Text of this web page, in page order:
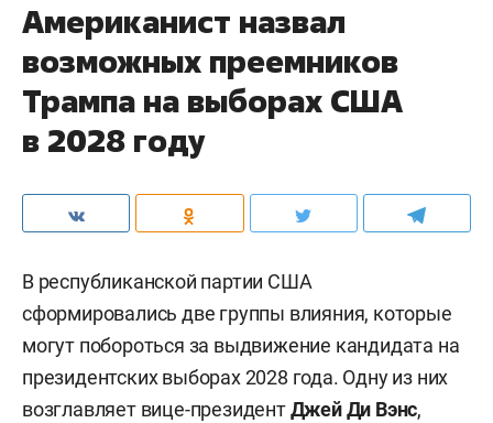
Американист назвал
возможных преемников
Трампа на выборах США
в 2028 году
В республиканской партии США
сформировались две группы влияния, которые
могут побороться за выдвижение кандидата на
президентских выборах 2028 года. Одну из них
возглавляет вице-президентДжей Ди Вэнс,